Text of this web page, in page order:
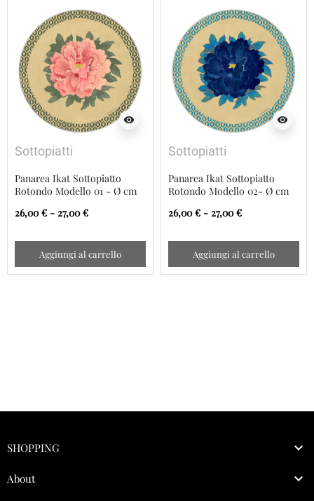
visibility
Sottopiatti
Panarea Ikat Sottopiatto
Rotondo Modello 01 - Ø cm
26,00 € - 27,00 €
Aggiungi al carrello
visibility
Sottopiatti
Panarea Ikat Sottopiatto
Rotondo Modello 02- Ø cm
26,00 € - 27,00 €
Aggiungi al carrello
SHOPPING 
About 